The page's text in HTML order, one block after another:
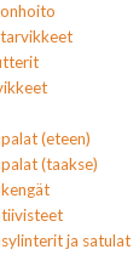
(eteen)
(taakse)
ja satulat